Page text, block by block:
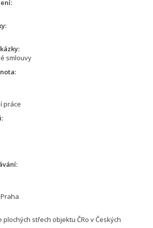
smlouvy
práce
střech objektu ČRo v Českých